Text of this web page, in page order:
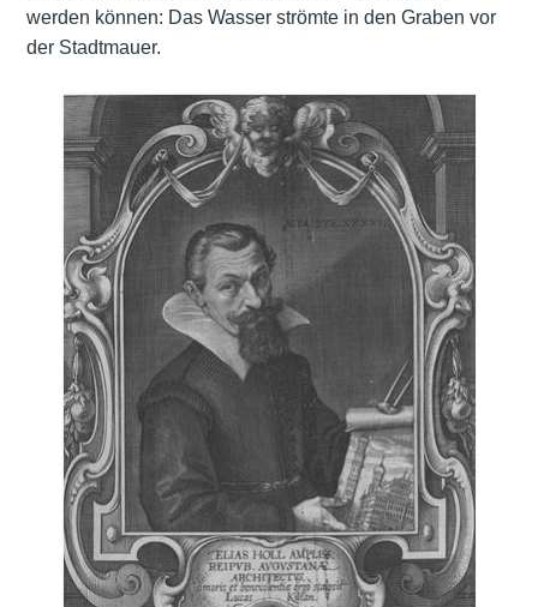
werden können: Das Wasser strömte in den Graben vor
der Stadtmauer.